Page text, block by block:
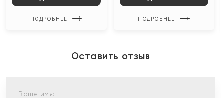
ПОДРОБНЕЕ ПОДРОБНЕЕ
Оставить отзыв
Ваше имя: